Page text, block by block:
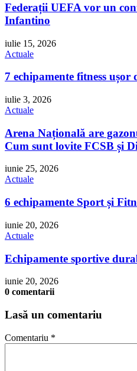
Federații UEFA vor un
Infantino
iulie 15, 2026
Actuale
7 echipamente fitness
iulie 3, 2026
Actuale
Arena Națională are
Cum sunt lovite FCSB și
iunie 25, 2026
Actuale
6 echipamente Sport și
iunie 20, 2026
Actuale
Echipamente sportive
iunie 20, 2026
0 comentarii
Lasă un comentariu
Comentariu *